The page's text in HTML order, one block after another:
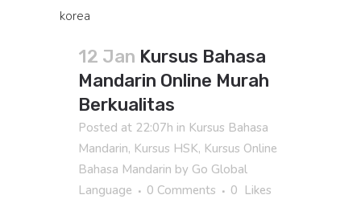
12 Jan Kursus Bahasa
Mandarin Online Murah
Berkualitas
Posted at 22:07h in Kursus Bahasa
Mandarin, Kursus HSK, Kursus Online
Bahasa Mandarin by Go Global
Language
0 Comments 0 Likes